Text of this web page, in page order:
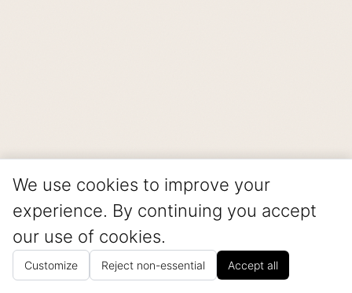
We use cookies to improve your
experience. By continuing you accept
our use of cookies.
Customize Reject non-essential Accept all